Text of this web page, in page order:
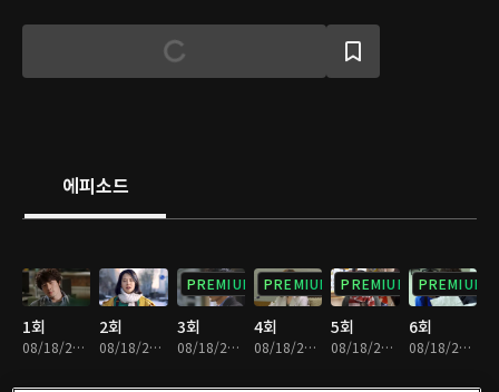
팀이 되어 서울 강남 일대에서 일어나는 독특한 사건들을 해결하러 나선
에피소드
1회
08/18/2023 • 1시간 4분
2회
08/18/2023 • 1시간 6분
PREMIUM
3회
08/18/2023 • 1시간 7분
PREMIUM
4회
08/18/2023 • 1시간 6분
PREMIUM
5회
08/18/2023 • 1시간 9분
PREMIUM
6회
08/18/2023 • 1시간 5분